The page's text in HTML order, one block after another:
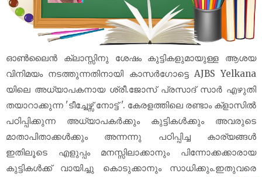
ഓൺലൈൻ ക്ലാസ്സിനു ശേഷം കുട്ടികളുമായുള്ള ആശയ
വിനിമയം നടത്തുന്നതിനായി കാസർഗോട്ടെ AJBS Yelkana
യിലെ അധ്യാപകനായ ശ്രീ.ജോസ് പ്രസാദ് സാർ എഴുതി
തയാറാക്കുന്ന 'ടീച്ചേഴ്സ് നോട്ട് '. കേരളത്തിലെ രണ്ടാം ക്‌ളാസിൽ
പഠിപ്പിക്കുന്ന അധ്യാപകർക്കും കുട്ടികൾക്കും അവരുടെ
മാതാപിതാക്കൾക്കും അന്നന്നു പഠിപ്പിച്ച കാര്യങ്ങൾ
ഇതിലൂടെ എളുപ്പം മനസ്സിലാക്കാനും പിന്നോക്കക്കാരായ
കുട്ടികൾക്ക് വായിച്ചു കൊടുക്കാനും സാധിക്കും.ഇതുവരെ